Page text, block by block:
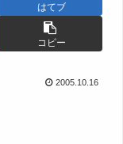
はてブ
コピー
2005.10.16